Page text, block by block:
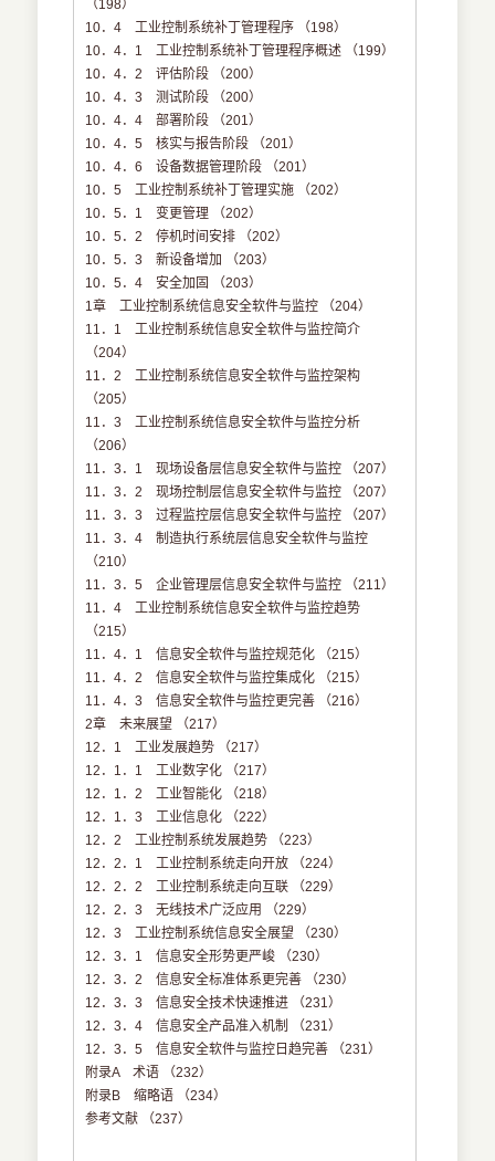
（198）
10．4 工业控制系统补丁管理程序 （198）
10．4．1 工业控制系统补丁管理程序概述 （199）
10．4．2 评估阶段 （200）
10．4．3 测试阶段 （200）
10．4．4 部署阶段 （201）
10．4．5 核实与报告阶段 （201）
10．4．6 设备数据管理阶段 （201）
10．5 工业控制系统补丁管理实施 （202）
10．5．1 变更管理 （202）
10．5．2 停机时间安排 （202）
10．5．3 新设备增加 （203）
10．5．4 安全加固 （203）
1章 工业控制系统信息安全软件与监控 （204）
11．1 工业控制系统信息安全软件与监控简介
（204）
11．2 工业控制系统信息安全软件与监控架构
（205）
11．3 工业控制系统信息安全软件与监控分析
（206）
11．3．1 现场设备层信息安全软件与监控 （207）
11．3．2 现场控制层信息安全软件与监控 （207）
11．3．3 过程监控层信息安全软件与监控 （207）
11．3．4 制造执行系统层信息安全软件与监控
（210）
11．3．5 企业管理层信息安全软件与监控 （211）
11．4 工业控制系统信息安全软件与监控趋势
（215）
11．4．1 信息安全软件与监控规范化 （215）
11．4．2 信息安全软件与监控集成化 （215）
11．4．3 信息安全软件与监控更完善 （216）
2章 未来展望 （217）
12．1 工业发展趋势 （217）
12．1．1 工业数字化 （217）
12．1．2 工业智能化 （218）
12．1．3 工业信息化 （222）
12．2 工业控制系统发展趋势 （223）
12．2．1 工业控制系统走向开放 （224）
12．2．2 工业控制系统走向互联 （229）
12．2．3 无线技术广泛应用 （229）
12．3 工业控制系统信息安全展望 （230）
12．3．1 信息安全形势更严峻 （230）
12．3．2 信息安全标准体系更完善 （230）
12．3．3 信息安全技术快速推进 （231）
12．3．4 信息安全产品准入机制 （231）
12．3．5 信息安全软件与监控日趋完善 （231）
附录A 术语 （232）
附录B 缩略语 （234）
参考文献 （237）